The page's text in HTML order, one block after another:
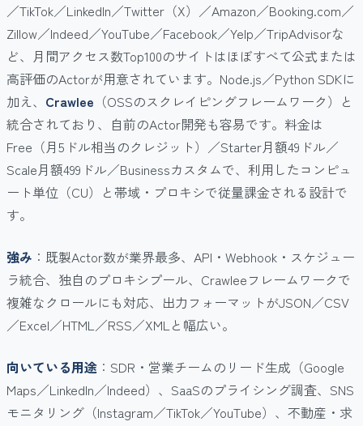
／TikTok／LinkedIn／Twitter（X）／Amazon／Booking.com／
Zillow／Indeed／YouTube／Facebook／Yelp／TripAdvisorな
ど、月間アクセス数Top100のサイトはほぼすべて公式または
高評価のActorが用意されています。Node.js／Python SDKに
加え、 Crawlee （OSSのスクレイピングフレームワーク）と
統合されており、自前のActor開発も容易です。料金は
Free（月5ドル相当のクレジット）／Starter月額49ドル／
Scale月額499ドル／Businessカスタムで、利用したコンピュ
ート単位（CU）と帯域・プロキシで従量課金される設計で
す。
強み ：既製Actor数が業界最多、API・Webhook・スケジュー
ラ統合、独自のプロキシプール、Crawleeフレームワークで
複雑なクロールにも対応、出力フォーマットがJSON／CSV
／Excel／HTML／RSS／XMLと幅広い。
向いている用途 ：SDR・営業チームのリード生成（Google
Maps／LinkedIn／Indeed）、SaaSのプライシング調査、SNS
モニタリング（Instagram／TikTok／YouTube）、不動産・求